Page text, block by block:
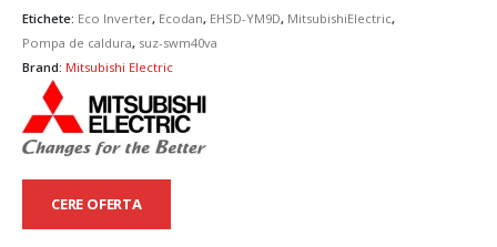
Etichete: Eco Inverter, Ecodan, EHSD-YM9D, MitsubishiElectric,
Pompa de caldura, suz-swm40va
Brand: Mitsubishi Electric
CERE OFERTA